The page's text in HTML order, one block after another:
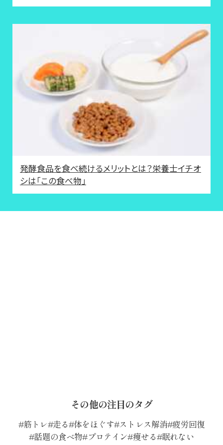
発酵食品を食べ続けるメリットとは？栄養士イチオ
シは「この食べ物」
その他の注目のタグ
筋トレ 走る 体をほぐす ストレス解消 疲労回復
話題の食べ物 プロテイン 痩せる 眠れない